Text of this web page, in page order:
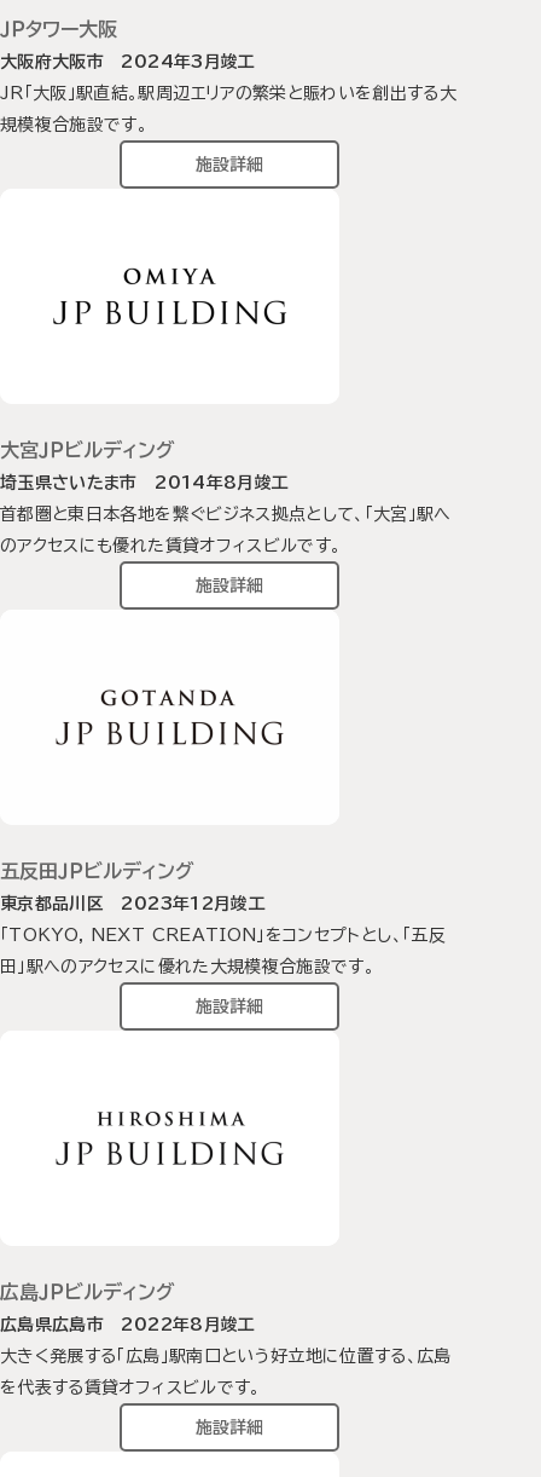
ＪＰタワー大阪
大阪府大阪市 2024年3月竣工
JR「大阪」駅直結。駅周辺エリアの繁栄と賑わいを創出する大
規模複合施設です。
施設詳細
大宮ＪＰビルディング
埼玉県さいたま市 2014年8月竣工
首都圏と東日本各地を繋ぐビジネス拠点として、「大宮」駅へ
のアクセスにも優れた賃貸オフィスビルです。
施設詳細
五反田ＪＰビルディング
東京都品川区 2023年12月竣工
「TOKYO, NEXT CREATION」をコンセプトとし、「五反
田」駅へのアクセスに優れた大規模複合施設です。
施設詳細
広島ＪＰビルディング
広島県広島市 2022年8月竣工
大きく発展する「広島」駅南口という好立地に位置する、広島
を代表する賃貸オフィスビルです。
施設詳細